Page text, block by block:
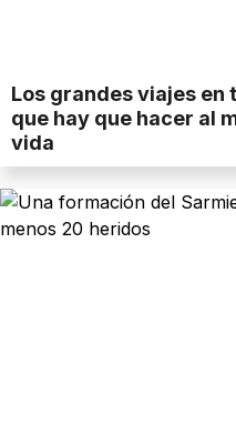
Los grandes viajes en
que hay que hacer al
vida